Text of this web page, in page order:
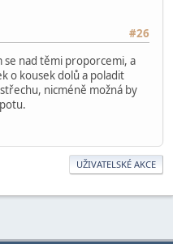
#26
se nad těmi proporcemi, a
o kousek dolů a poladit
nicméně možná by
UŽIVATELSKÉ AKCE